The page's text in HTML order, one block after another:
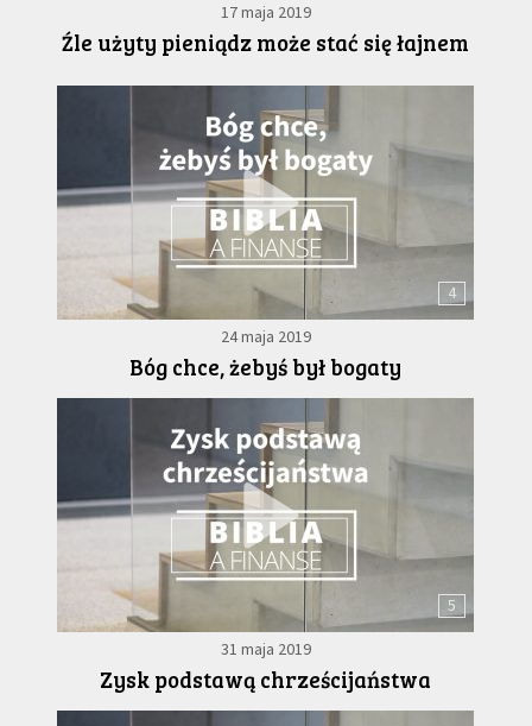
17 maja 2019
Źle użyty pieniądz może stać się łajnem
4
24 maja 2019
Bóg chce, żebyś był bogaty
5
31 maja 2019
Zysk podstawą chrześcijaństwa